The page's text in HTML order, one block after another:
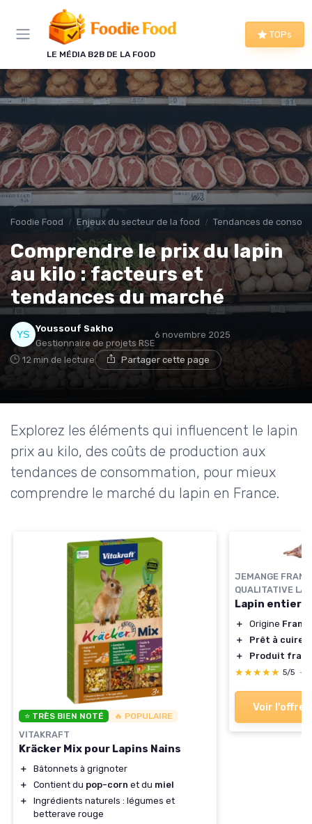
LE MÉDIA B2B DE LA FOOD
TOPs
Foodie Food Enjeux du secteur de la food Tendances de
Comprendre le prix du lapin
au kilo : facteurs et
tendances du marché
Youssouf Sakho
Gestionnaire de projets RSE
6 novembre 2025
12 min de lecture Partager cette page
Explorez les éléments qui influencent le lapin
prix au kilo, des coûts de production aux
tendances de consommation, pour mieux
comprendre le marché du lapin en France.
⭐ TRÈS BIEN NOTÉ 🔥 POPULAIRE
VITAKRAFT
Kräcker Mix pour Lapins Nains
＋
Bâtonnets à grignoter
＋
Contient du pop-corn et du miel
＋
Ingrédients naturels : légumes et
betterave rouge
JEMANGE
QUALITATIVE
Lapin entier
＋ Origine
＋
Prêt à cuire
＋
Produit frais
★★★★★
★★★★★ 5/5 —
Voir l'offre
Panneau de gestion des cookies